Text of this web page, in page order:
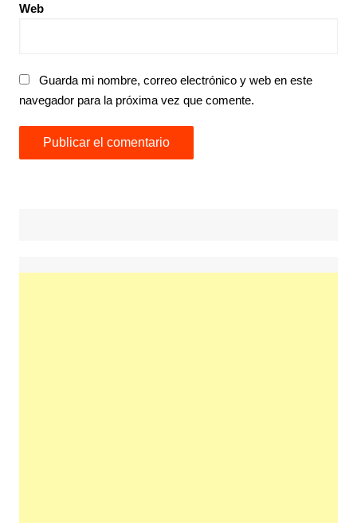
Web
Guarda mi nombre, correo electrónico y web en este
navegador para la próxima vez que comente.